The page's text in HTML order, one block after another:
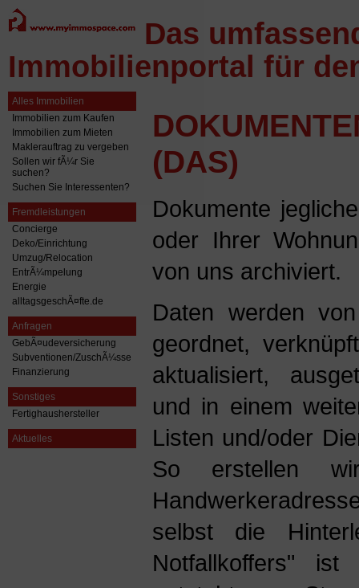
Das
Immobilienportal für
Alles Immobilien
Immobilien zum Kaufen
Immobilien zum Mieten
Maklerauftrag zu vergeben
Sollen wir fÃ¼r Sie
suchen?
Suchen Sie Interessenten?
Fremdleistungen
Concierge
Deko/Einrichtung
Umzug/Relocation
EntrÃ¼mpelung
Energie
alltagsgeschÃ¤fte.de
Anfragen
GebÃ¤udeversicherung
Subventionen/ZuschÃ¼sse
Finanzierung
Sonstiges
Fertighaushersteller
Aktuelles
(DAS)
Dokumente
oder Ihrer
von uns archiviert.
Daten werden
geordnet,
aktualisiert,
und in einem
Listen und/oder
So erstellen
selbst die
Notfallkoffers"